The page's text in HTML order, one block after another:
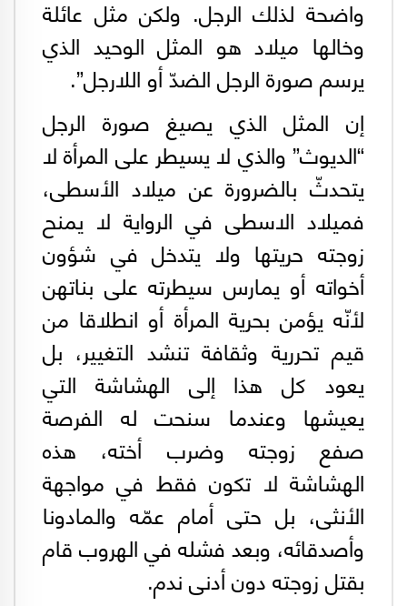
واضحة لذلك الرجل. ولكن مثل عائلة
وخالها ميلاد هو المثل الوحيد الذي
يرسم صورة الرجل الضدّ أو اللارجل”.
إن المثل الذي يصيغ صورة الرجل
“الديوث” والذي لا يسيطر على المرأة لا
يتحدثّ بالضرورة عن ميلاد الأسطى،
فميلاد الاسطى في الرواية لا يمنح
زوجته حريتها ولا يتدخل في شؤون
أخواته أو يمارس سيطرته على بناتهن
لأنّه يؤمن بحرية المرأة أو انطلاقا من
قيم تحررية وثقافة تنشد التغيير، بل
يعود كل هذا إلى الهشاشة التي
يعيشها وعندما سنحت له الفرصة
صفع زوجته وضرب أخته، هذه
الهشاشة لا تكون فقط في مواجهة
الأنثى، بل حتى أمام عمّه والمادونا
وأصدقائه، وبعد فشله في الهروب قام
بقتل زوجته دون أدنى ندم.